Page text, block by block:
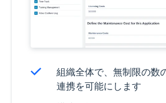
組織全体で、無制限の数
連携を可能にします